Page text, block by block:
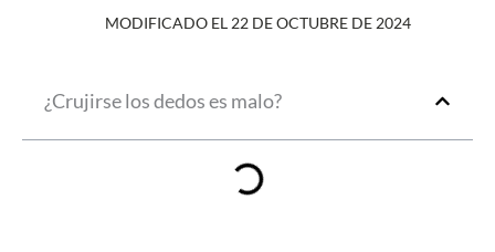
MODIFICADO EL 22 DE OCTUBRE DE 2024
¿Crujirse los dedos es malo?